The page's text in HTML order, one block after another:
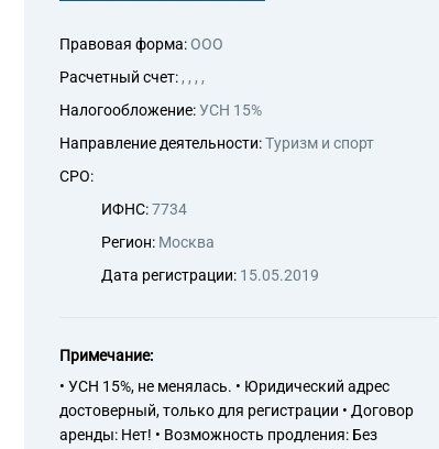
Правовая форма: ООО
Расчетный счет: , , , ,
Налогообложение:УСН 15%
Направление деятельности:Туризм и спорт
СРО:
ИФНС:7734
Регион: Москва
Дата регистрации: 15.05.2019
Примечание:
• УСН 15%, не менялась. • Юридический адрес
достоверный, только для регистрации • Договор
аренды: Нет! • Возможность продления: Без